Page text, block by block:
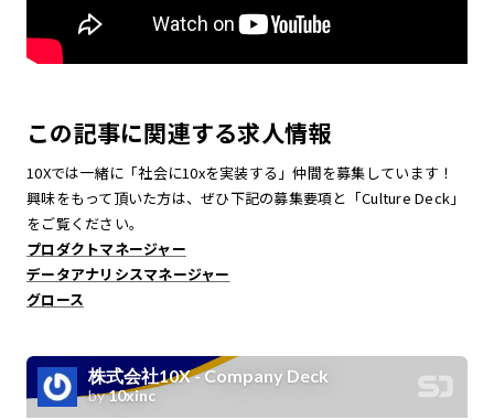
この記事に関連する求人情報
10Xでは一緒に「社会に10xを実装する」仲間を募集しています！
興味をもって頂いた方は、ぜひ下記の募集要項と「Culture Deck」
をご覧ください。
プロダクトマネージャー
データアナリシスマネージャー
グロース